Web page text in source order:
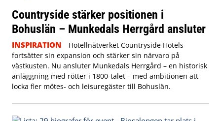
Countryside stärker positionen i
Bohuslän – Munkedals Herrgård ansluter
INSPIRATION
Hotellnätverket Countryside Hotels
fortsätter sin expansion och stärker sin närvaro på
västkusten. Nu ansluter Munkedals Herrgård – en historisk
anläggning med rötter i 1800-talet – med ambitionen att
locka fler mötes- och leisuregäster till Bohuslän.